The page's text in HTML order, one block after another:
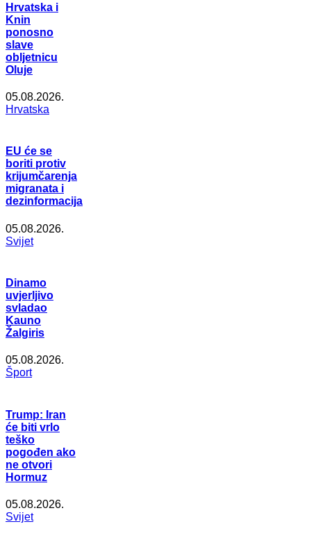
Hrvatska i
Knin
ponosno
slave
obljetnicu
Oluje
05.08.2026.
Hrvatska
EU će se
boriti protiv
krijumčarenja
migranata i
dezinformacija
05.08.2026.
Svijet
Dinamo
uvjerljivo
svladao
Kauno
Žalgiris
05.08.2026.
Šport
Trump: Iran
će biti vrlo
teško
pogođen ako
ne otvori
Hormuz
05.08.2026.
Svijet